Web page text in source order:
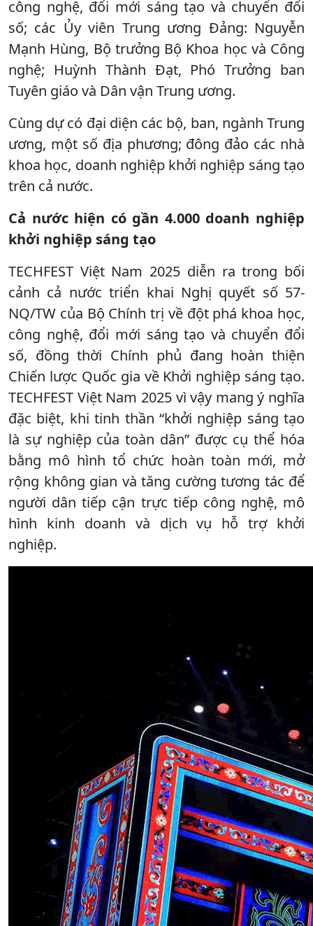
công nghệ, đổi mới sáng tạo và chuyển đổi
số; các Ủy viên Trung ương Đảng: Nguyễn
Mạnh Hùng, Bộ trưởng Bộ Khoa học và Công
nghệ; Huỳnh Thành Đạt, Phó Trưởng ban
Tuyên giáo và Dân vận Trung ương.
Cùng dự có đại diện các bộ, ban, ngành Trung
ương, một số địa phương; đông đảo các nhà
khoa học, doanh nghiệp khởi nghiệp sáng tạo
trên cả nước.
Cả nước hiện có gần 4.000 doanh nghiệp
khởi nghiệp sáng tạo
TECHFEST Việt Nam 2025 diễn ra trong bối
cảnh cả nước triển khai Nghị quyết số 57-
NQ/TW của Bộ Chính trị về đột phá khoa học,
công nghệ, đổi mới sáng tạo và chuyển đổi
số, đồng thời Chính phủ đang hoàn thiện
Chiến lược Quốc gia về Khởi nghiệp sáng tạo.
TECHFEST Việt Nam 2025 vì vậy mang ý nghĩa
đặc biệt, khi tinh thần “khởi nghiệp sáng tạo
là sự nghiệp của toàn dân” được cụ thể hóa
bằng mô hình tổ chức hoàn toàn mới, mở
rộng không gian và tăng cường tương tác để
người dân tiếp cận trực tiếp công nghệ, mô
hình kinh doanh và dịch vụ hỗ trợ khởi
nghiệp.